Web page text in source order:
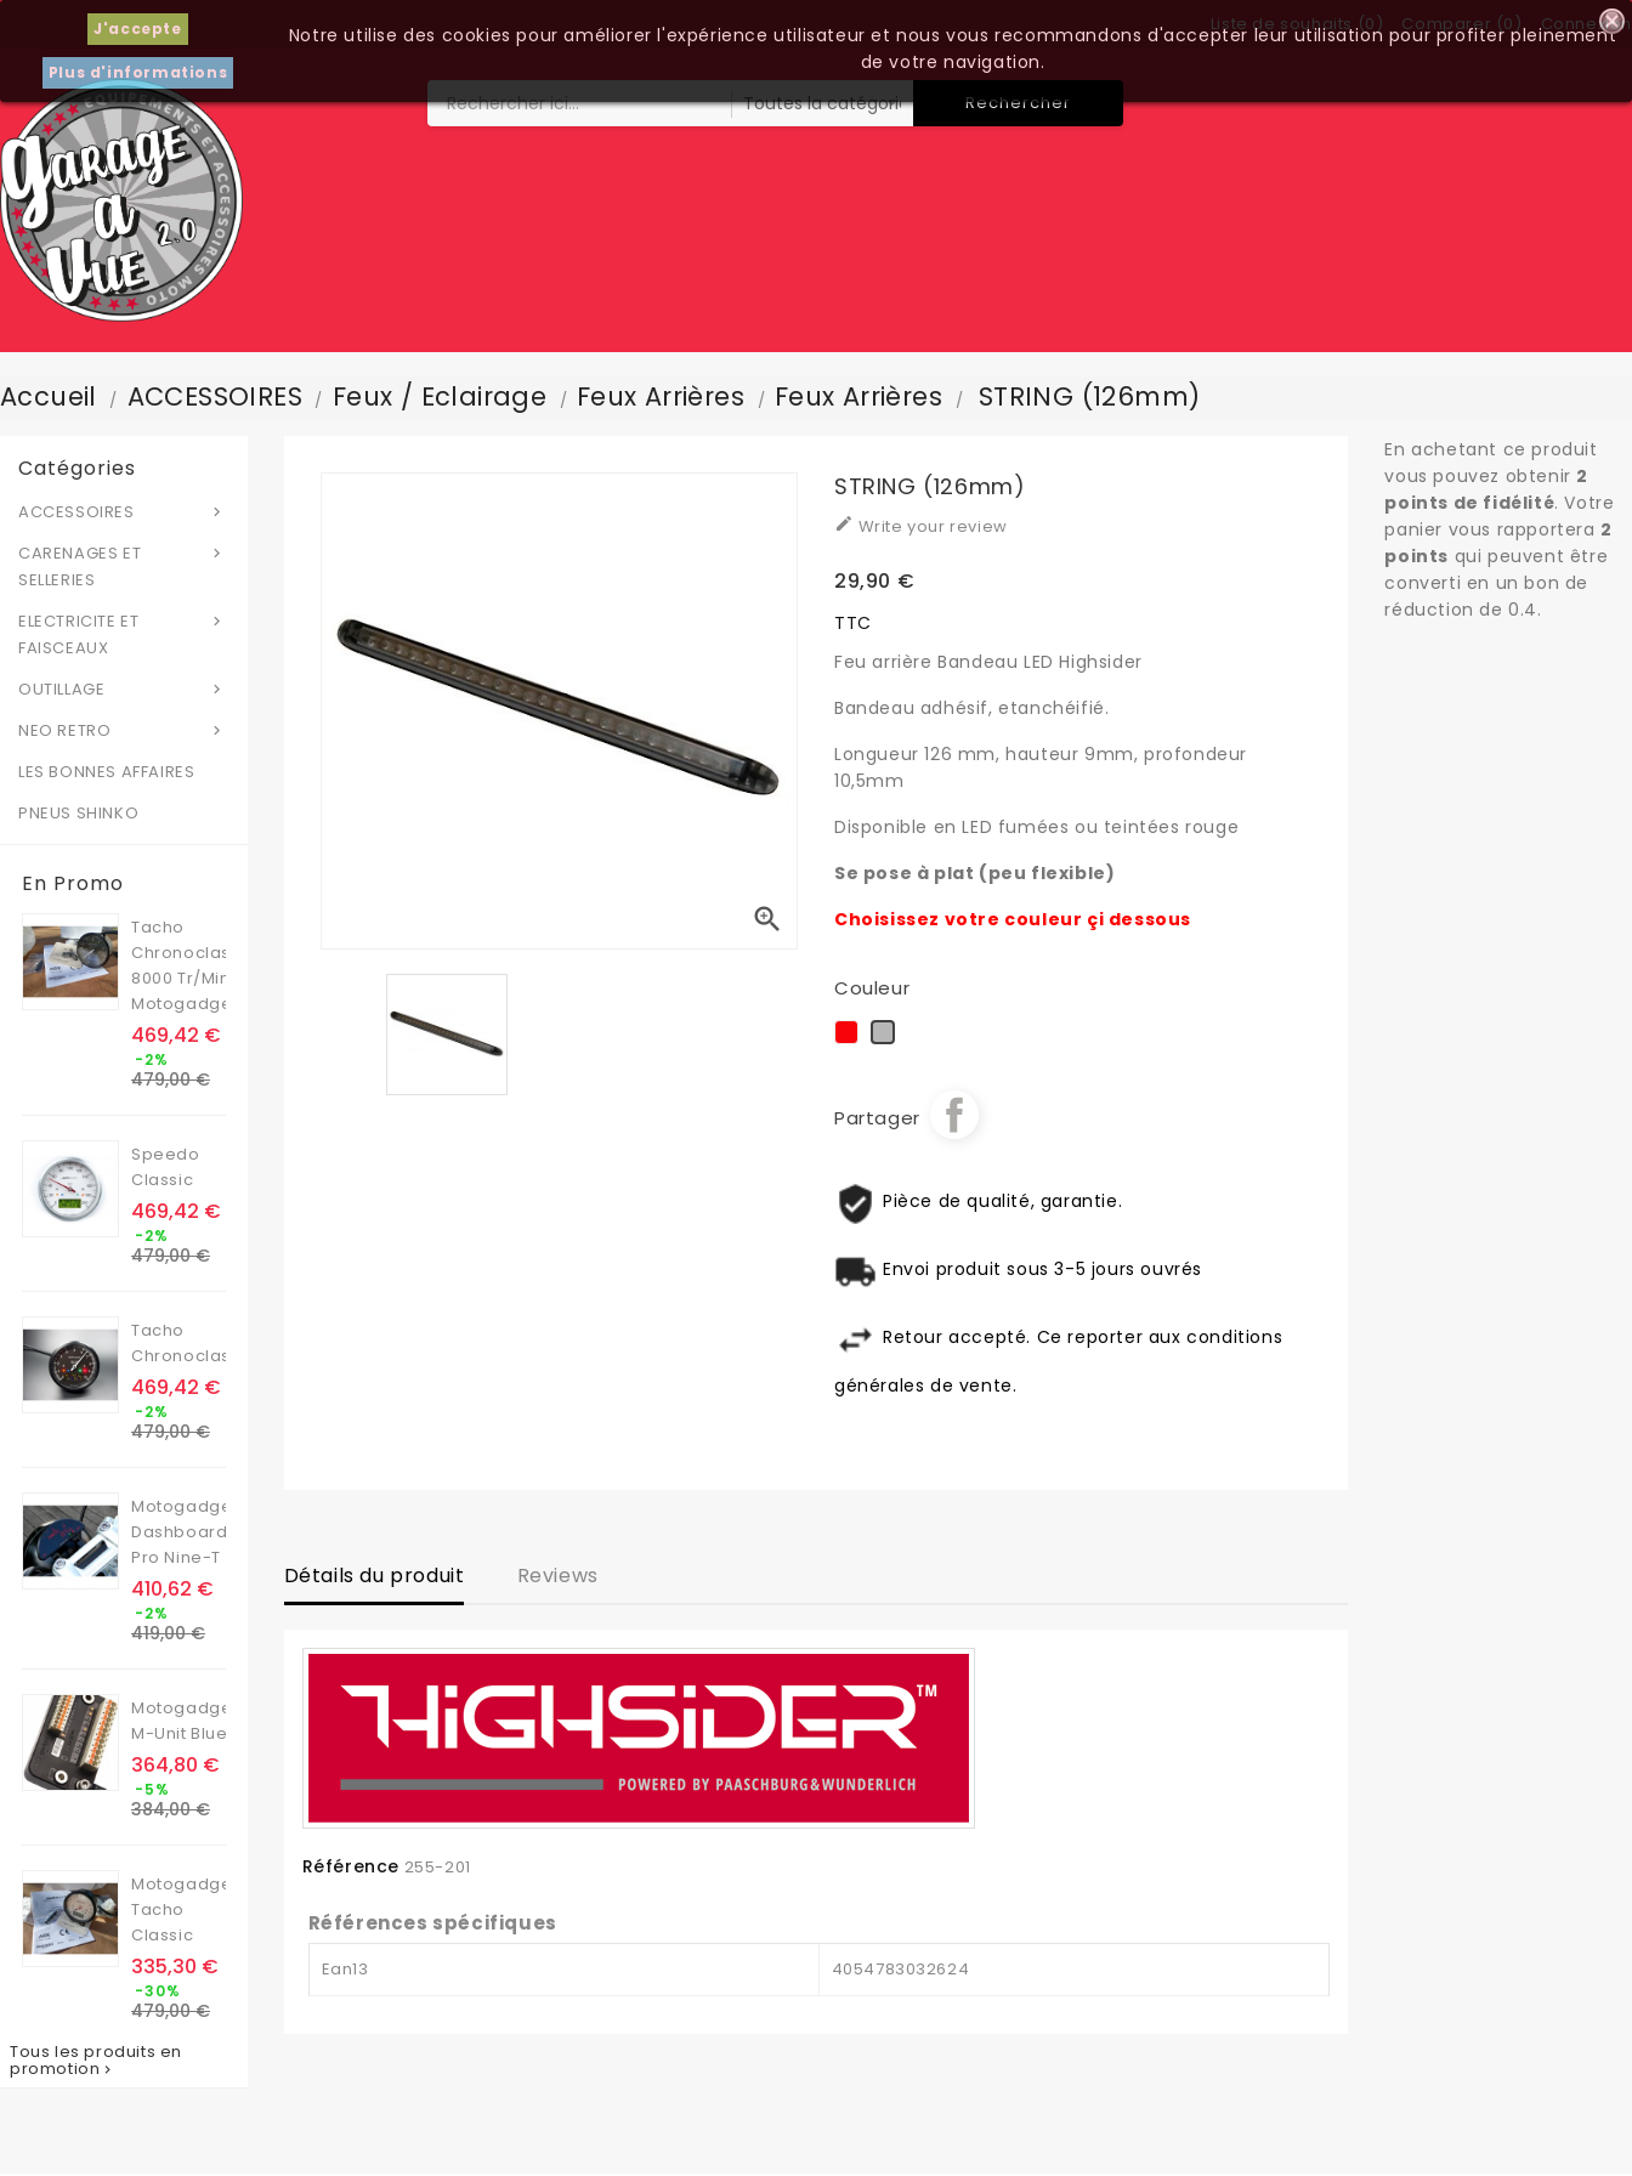
Connexion
Comparer (0)
Liste de souhaits (0)
Rechercher
J'accepte
Plus d'informations
Notre utilise des cookies pour améliorer l'expérience utilisateur et nous vous recommandons d'accepter leur utilisation pour profiter pleinement
de votre navigation.
Accueil ACCESSOIRES Feux / Eclairage Feux Arrières Feux Arrières STRING (126mm)
Catégories

ACCESSOIRES

CARENAGES ET
SELLERIES

ELECTRICITE ET
FAISCEAUX

OUTILLAGE

NEO RETRO
LES BONNES AFFAIRES
PNEUS SHINKO
En Promo
Tacho
Chronoclassic
8000 Tr/min
Motogadget
Prix
469,42 €
-2%
de
479,00 €
Speedo
Classic
Prix
469,42 €
-2%
de
479,00 €
Tacho
Chronoclassic
Prix
469,42 €
-2%
de
479,00 €
Motogadget
Dashboard
Pro Nine-T
Prix
410,62 €
-2%
de
419,00 €
Motogadget
M-Unit Blue
Prix
364,80 €
-5%
de
384,00 €
Motogadget
Tacho
Classic
Prix
335,30 €
-30%
de
479,00 €
Tous les produits en
promotion 

STRING (126mm)
 Write your review
29,90 €
TTC
Feu arrière Bandeau LED Highsider
Bandeau adhésif, etanchéifié.
Longueur 126 mm, hauteur 9mm, profondeur
10,5mm
Disponible en LED fumées ou teintées rouge
Se pose à plat (peu flexible)
Choisissez votre couleur çi dessous
Couleur
RougeFumée
Partager
Pièce de qualité, garantie.
Envoi produit sous 3-5 jours ouvrés
Retour accepté. Ce reporter aux conditions
générales de vente.
Détails du produit Reviews
Référence 255-201
Références spécifiques
Ean13 4054783032624
En achetant ce produit
vous pouvez obtenir 2
points de fidélité. Votre
panier vous rapportera 2
points qui peuvent être
converti en un bon de
réduction de0.4.